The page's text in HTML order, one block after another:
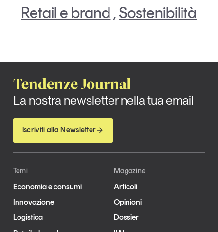
Retail e brand ,Sostenibilità
Tendenze Journal
La nostra newsletter nella tua email
Iscriviti alla Newsletter
Temi
Economia e consumi
Innovazione
Logistica
Magazine
Articoli
Opinioni
Dossier